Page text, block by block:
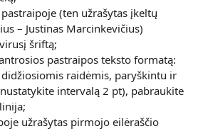
(ten užrašytas įkeltų
– Justinas Marcinkevičius)
šriftą;
pastraipos teksto formatą:
raidėmis, paryškintu ir
intervalą 2 pt), pabraukite
užrašytas pirmojo eilėraščio